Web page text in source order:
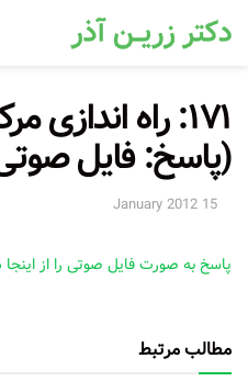
۱۷۱: راه اندازی
(پاسخ: فایل
15 January 2012
پاسخ به صورت فایل صوتی را از اینجا
مطالب مرتبط